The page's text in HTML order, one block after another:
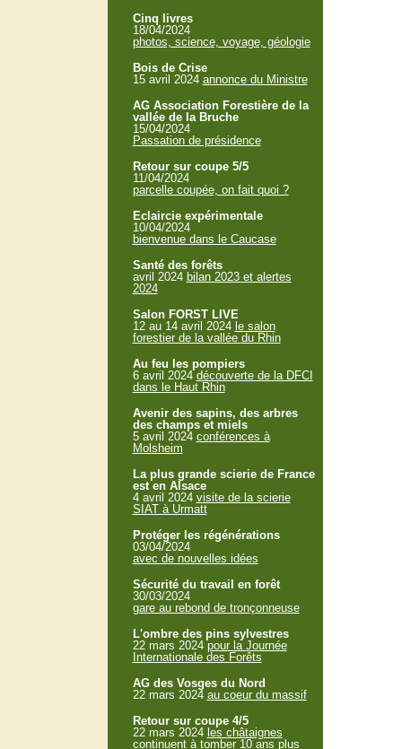
Cinq livres
18/04/2024
photos, science, voyage, géologie
Bois de Crise
15 avril 2024 annonce du Ministre
AG Association Forestière de la
vallée de la Bruche
15/04/2024
Passation de présidence
Retour sur coupe 5/5
11/04/2024
parcelle coupée, on fait quoi ?
Eclaircie expérimentale
10/04/2024
bienvenue dans le Caucase
Santé des forêts
avril 2024 bilan 2023 et alertes
2024
Salon FORST LIVE
12 au 14 avril 2024 le salon
forestier de la vallée du Rhin
Au feu les pompiers
6 avril 2024 découverte de la DFCI
dans le Haut Rhin
Avenir des sapins, des arbres
des champs et miels
5 avril 2024 conférences à
Molsheim
La plus grande scierie de France
est en Alsace
4 avril 2024 visite de la scierie
SIAT à Urmatt
Protéger les régénérations
03/04/2024
avec de nouvelles idées
Sécurité du travail en forêt
30/03/2024
gare au rebond de tronçonneuse
L'ombre des pins sylvestres
22 mars 2024 pour la Journée
Internationale des Forêts
AG des Vosges du Nord
22 mars 2024 au coeur du massif
Retour sur coupe 4/5
22 mars 2024 les châtaignes
continuent à tomber 10 ans plus